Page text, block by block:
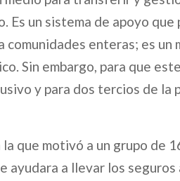
Es un sistema de apoyo que
enteras; es un
Sin embargo, para que
y para dos tercios de la
que motivó a un grupo de
ayudara a llevar los seguros